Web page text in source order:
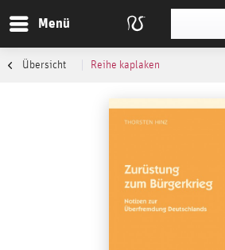
Menü
Übersicht Reihe kaplaken